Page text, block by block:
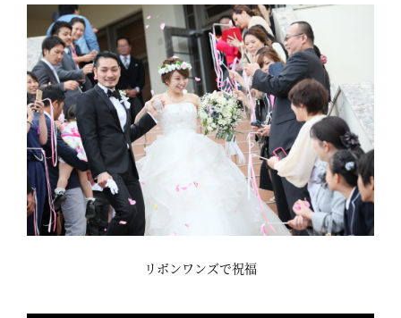
リボンワンズで祝福